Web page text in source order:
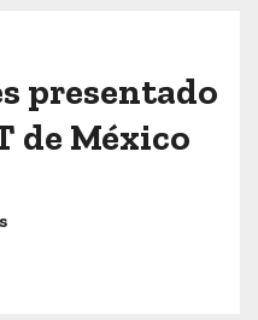
presentado
de México